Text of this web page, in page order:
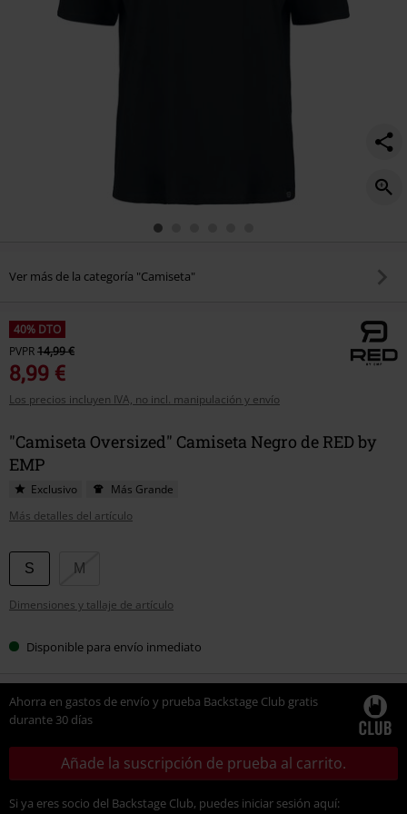
Ver más de la categoría "Camiseta"
40% DTO
PVPR14,99 €
8,99 €
Los precios incluyen IVA, no incl. manipulación y envío
"Camiseta Oversized" Camiseta Negro de RED by
EMP
Exclusivo
Más Grande
Más detalles del artículo
Elige
tu
talla
S M
Dimensiones y tallaje de artículo
Disponible para envío inmediato
Ahorra en gastos de envío y prueba Backstage Club gratis
durante 30 días
Añade la suscripción de prueba al carrito.
Si ya eres socio del Backstage Club, puedes iniciar sesión aquí: